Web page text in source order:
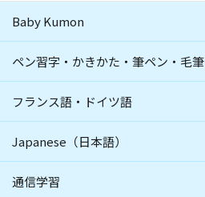
Baby Kumon
ペン習字・かきかた・筆ペン・毛筆
フランス語・ドイツ語
Japanese（日本語）
通信学習